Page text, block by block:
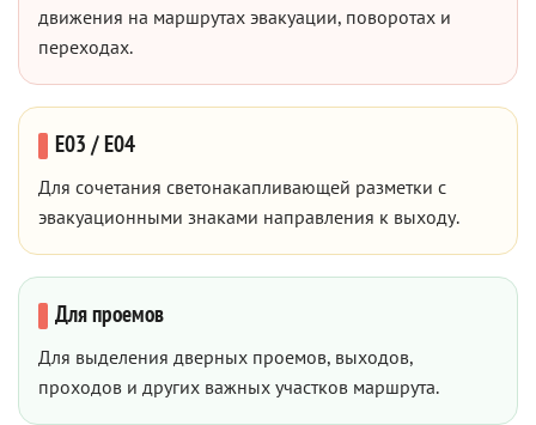
движения на маршрутах эвакуации, поворотах и
переходах.
E03 / E04
Для сочетания светонакапливающей разметки с
эвакуационными знаками направления к выходу.
Для проемов
Для выделения дверных проемов, выходов,
проходов и других важных участков маршрута.